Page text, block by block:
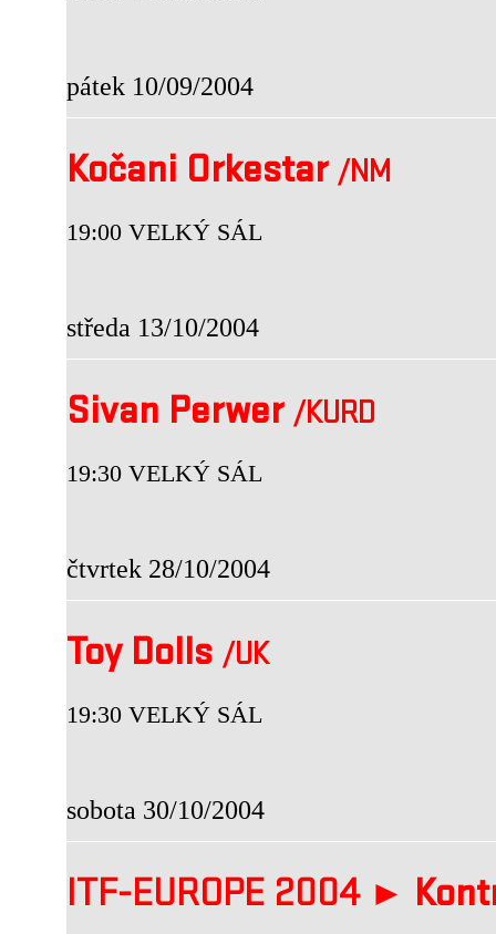
pátek 10/09/2004
Kočani Orkestar /NM
19:00 VELKÝ SÁL
středa 13/10/2004
Sivan Perwer /KURD
19:30 VELKÝ SÁL
čtvrtek 28/10/2004
Toy Dolls /UK
19:30 VELKÝ SÁL
sobota 30/10/2004
ITF-EUROPE 2004 ►